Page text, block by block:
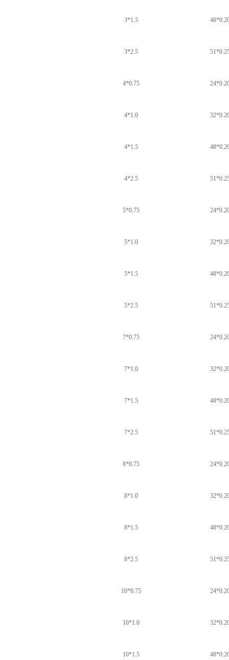
3*1.5
3*2.5
4*0.75
4*1.0
4*1.5
4*2.5
5*0.75
5*1.0
5*1.5
5*2.5
7*0.75
7*1.0
7*1.5
7*2.5
8*0.75
8*1.0
8*1.5
8*2.5
10*0.75
10*1.0
10*1.5